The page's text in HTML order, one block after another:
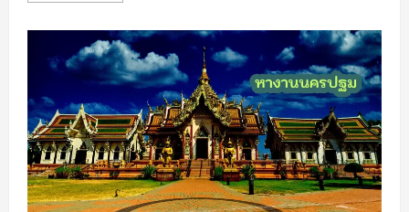
งาน
ขับ
รถ
สร้าง
แรง
บันดาล
ใจ
ให้
กับ
ตนเอง